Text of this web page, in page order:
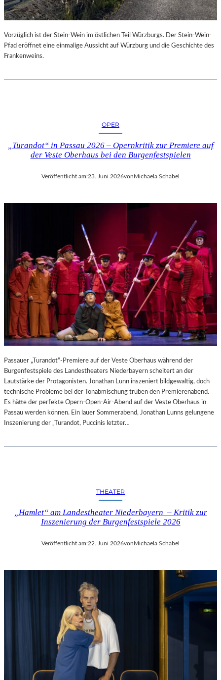
Vorzüglich ist der Stein-Wein im östlichen Teil Würzburgs. Der Stein-Wein-
Pfad eröffnet eine einmalige Aussicht auf Würzburg und die Geschichte des
Frankenweins.
OPER
„Turandot“ in Passau 2026 – Opernkritik zur Premiere auf
der Veste Oberhaus bei den Burgenfestspielen
Veröffentlicht am:23. Juni 2026vonMichaela Schabel
Passauer „Turandot“-Premiere auf der Veste Oberhaus während der
Burgenfestspiele des Landestheaters Niederbayern scheitert an der
Lautstärke der Protagonisten. Jonathan Lunn inszeniert bildgewaltig, doch
technische Probleme bei der Tonabmischung trüben den Premierenabend.
Es hätte der perfekte Opern-Open-Air-Abend auf der Veste Oberhaus in
Passau werden können. Ein lauer Sommerabend, Jonathan Lunns gelungene
Inszenierung der „Turandot, Puccinis letzter…
THEATER
„Hamlet“ am Landestheater Niederbayern – Kritik zur
Inszenierung der Burgenfestspiele 2026
Veröffentlicht am:22. Juni 2026von Michaela Schabel